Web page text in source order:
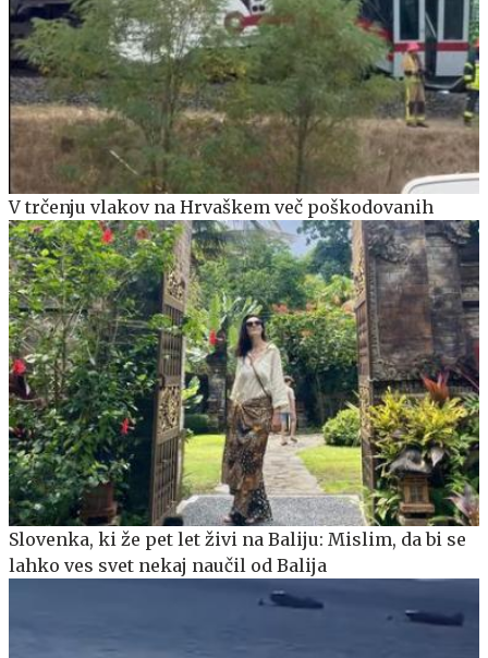
V trčenju vlakov na Hrvaškem več poškodovanih
Slovenka, ki že pet let živi na Baliju: Mislim, da bi se
lahko ves svet nekaj naučil od Balija